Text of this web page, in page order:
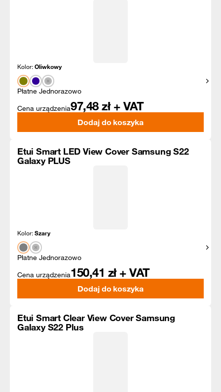
Kolor:Oliwkowy
Płatne Jednorazowo
Cena urządzenia97,48 zł + VAT
Dodaj do koszyka
Etui Smart LED View Cover Samsung S22
Galaxy PLUS
Kolor:Szary
Płatne Jednorazowo
Cena urządzenia150,41 zł + VAT
Dodaj do koszyka
Etui Smart Clear View Cover Samsung
Galaxy S22 Plus